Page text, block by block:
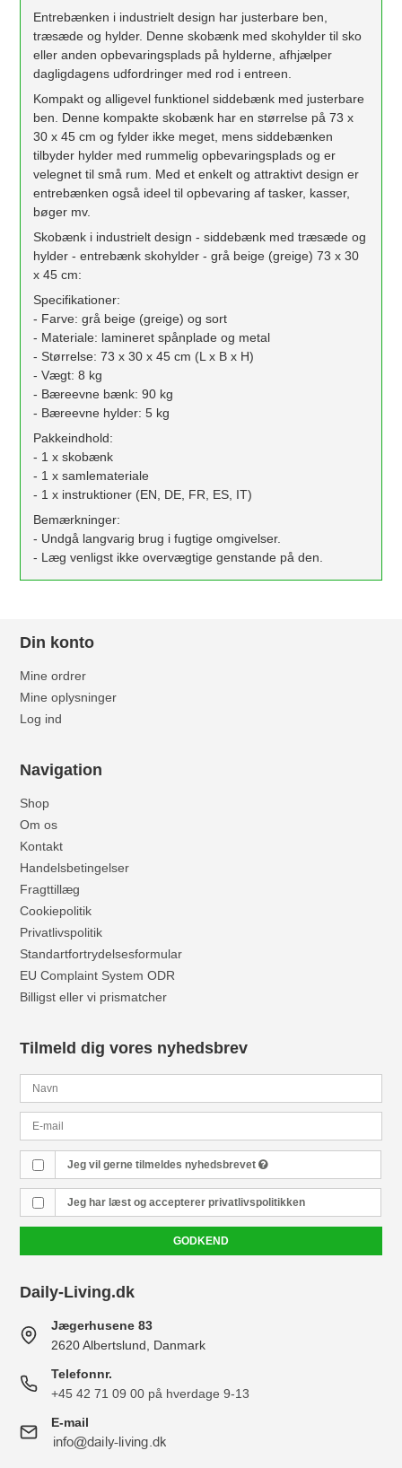
Entrebænken i industrielt design har justerbare ben,
træsæde og hylder. Denne skobænk med skohylder til sko
eller anden opbevaringsplads på hylderne, afhjælper
dagligdagens udfordringer med rod i entreen.
Kompakt og alligevel funktionel siddebænk med justerbare
ben. Denne kompakte skobænk har en størrelse på 73 x
30 x 45 cm og fylder ikke meget, mens siddebænken
tilbyder hylder med rummelig opbevaringsplads og er
velegnet til små rum. Med et enkelt og attraktivt design er
entrebænken også ideel til opbevaring af tasker, kasser,
bøger mv.
Skobænk i industrielt design - siddebænk med træsæde og
hylder - entrebænk skohylder - grå beige (greige) 73 x 30
x 45 cm:
Specifikationer:
- Farve: grå beige (greige) og sort
- Materiale: lamineret spånplade og metal
- Størrelse: 73 x 30 x 45 cm (L x B x H)
- Vægt: 8 kg
- Bæreevne bænk: 90 kg
- Bæreevne hylder: 5 kg
Pakkeindhold:
- 1 x skobænk
- 1 x samlemateriale
- 1 x instruktioner (EN, DE, FR, ES, IT)
Bemærkninger:
- Undgå langvarig brug i fugtige omgivelser.
- Læg venligst ikke overvægtige genstande på den.
Din konto
Mine ordrer
Mine oplysninger
Log ind
Navigation
Shop
Om os
Kontakt
Handelsbetingelser
Fragttillæg
Cookiepolitik
Privatlivspolitik
Standartfortrydelsesformular
EU Complaint System ODR
Billigst eller vi prismatcher
Tilmeld dig vores nyhedsbrev
Jeg vil gerne tilmeldes nyhedsbrevet
Jeg har læst og accepterer privatlivspolitikken
GODKEND
Daily-Living.dk
Jægerhusene 83
2620 Albertslund, Danmark
Telefonnr.
+45 42 71 09 00 på hverdage 9-13
E-mail